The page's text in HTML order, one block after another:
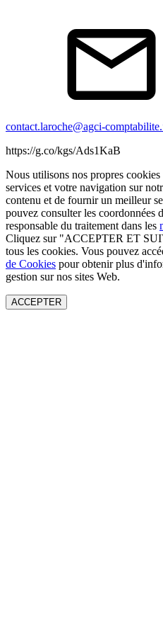
contact.laroche@agci-
https://g.co/kgs/Ads1KaB
Nous utilisons nos propres
services et votre navigation sur
contenu et de fournir un meilleur
pouvez consulter les coordonnées
responsable du traitement dans les
Cliquez sur "ACCEPTER ET
tous les cookies. Vous pouvez
de Cookies pour obtenir plus
gestion sur nos sites Web.
ACCEPTER